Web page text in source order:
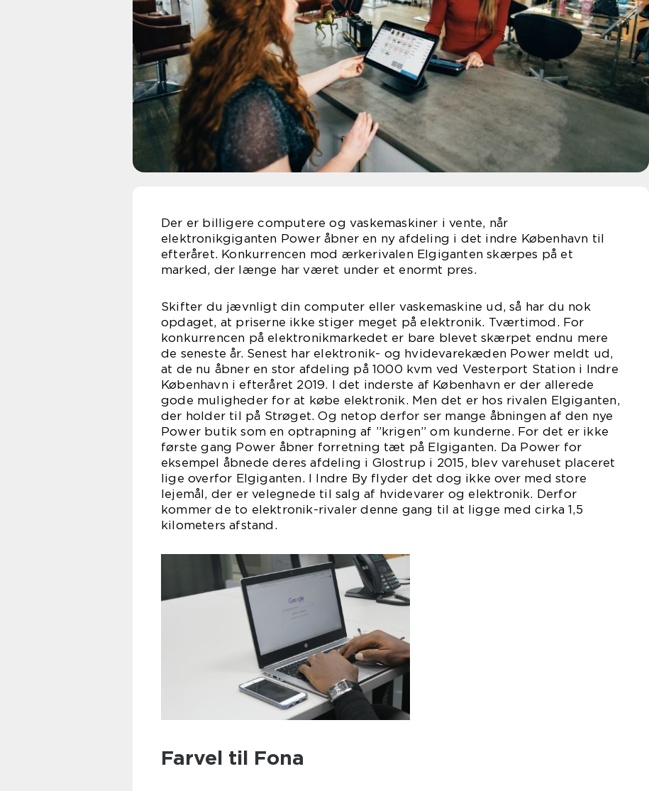
Der er billigere computere og vaskemaskiner i vente, når
elektronikgiganten Power åbner en ny afdeling i det indre København til
efteråret. Konkurrencen mod ærkerivalen Elgiganten skærpes på et
marked, der længe har været under et enormt pres.
Skifter du jævnligt din computer eller vaskemaskine ud, så har du nok
opdaget, at priserne ikke stiger meget på elektronik. Tværtimod. For
konkurrencen på elektronikmarkedet er bare blevet skærpet endnu mere
de seneste år. Senest har elektronik- og hvidevarekæden Power meldt ud,
at de nu åbner en stor afdeling på 1000 kvm ved Vesterport Station i Indre
København i efteråret 2019. I det inderste af København er der allerede
gode muligheder for at købe elektronik. Men det er hos rivalen Elgiganten,
der holder til på Strøget. Og netop derfor ser mange åbningen af den nye
Power butik som en optrapning af ”krigen” om kunderne. For det er ikke
første gang Power åbner forretning tæt på Elgiganten. Da Power for
eksempel åbnede deres afdeling i Glostrup i 2015, blev varehuset placeret
lige overfor Elgiganten. I Indre By flyder det dog ikke over med store
lejemål, der er velegnede til salg af hvidevarer og elektronik. Derfor
kommer de to elektronik-rivaler denne gang til at ligge med cirka 1,5
kilometers afstand.
Farvel til Fona